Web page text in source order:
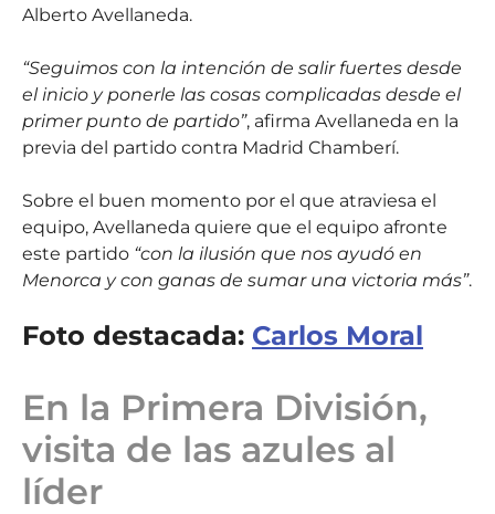
Alberto Avellaneda.
“Seguimos con la intención de salir fuertes desde
el inicio y ponerle las cosas complicadas desde el
primer punto de partido”, afirma Avellaneda en la
previa del partido contra Madrid Chamberí.
Sobre el buen momento por el que atraviesa el
equipo, Avellaneda quiere que el equipo afronte
este partido “con la ilusión que nos ayudó en
Menorca y con ganas de sumar una victoria más”.
Foto destacada: Carlos Moral
En la Primera División,
visita de las azules al
líder